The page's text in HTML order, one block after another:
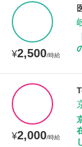
¥2,500/時給
¥2,000/時給